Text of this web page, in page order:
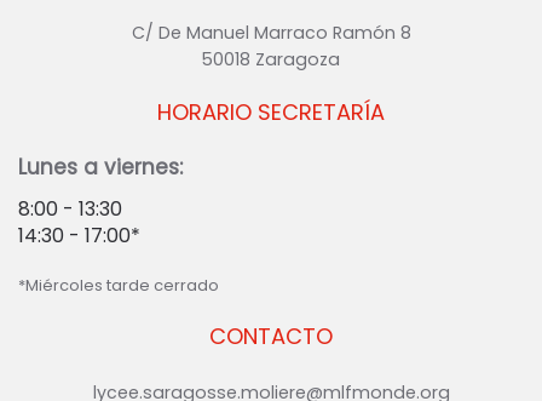
C/ De Manuel Marraco Ramón 8
50018 Zaragoza
CONTACTO
lycee.saragosse.moliere@mlfmonde.org
HORARIO SECRETARÍA
Lunes a viernes:
8:00 - 13:30
14:30 - 17:00*
*Miércoles tarde cerrado